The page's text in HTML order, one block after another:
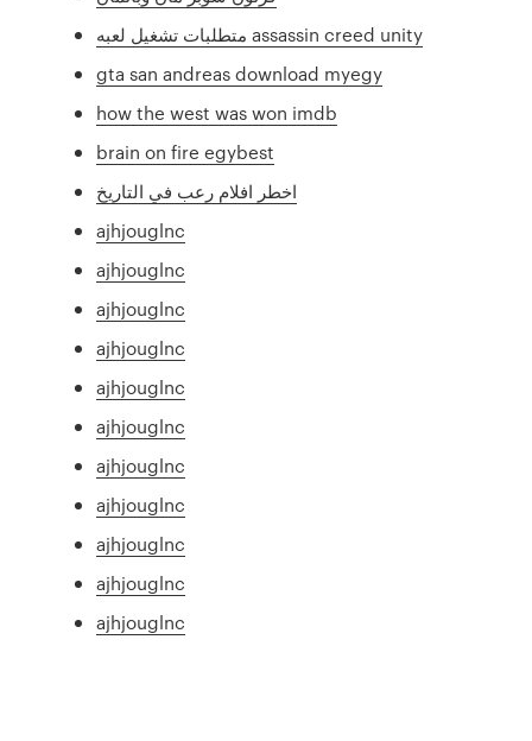
متطلبات تشغيل لعبه assassin creed unity
gta san andreas download myegy
how the west was won imdb
brain on fire egybest
اخطر افلام رعب في التاريخ
ajhjouglnc
ajhjouglnc
ajhjouglnc
ajhjouglnc
ajhjouglnc
ajhjouglnc
ajhjouglnc
ajhjouglnc
ajhjouglnc
ajhjouglnc
ajhjouglnc